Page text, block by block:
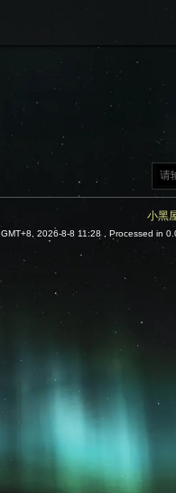
小黑
GMT+8, 2026-8-8 11:28, Processed in